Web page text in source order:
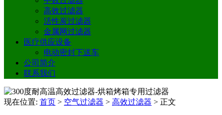
高效过滤器
活性炭过滤器
金属网过滤器
医疗供应设备
电动密封下送车
公司简介
联系我们
现在位置: 首页 > 空气过滤器 > 高效过滤器 > 正文